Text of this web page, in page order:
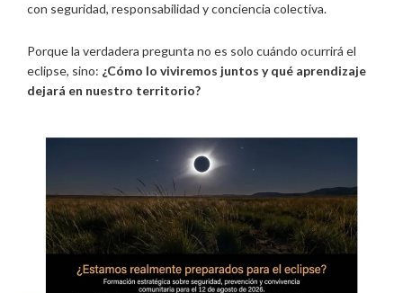
con seguridad, responsabilidad y conciencia colectiva.
Porque la verdadera pregunta no es solo cuándo ocurrirá el
eclipse, sino: ¿Cómo lo viviremos juntos y qué aprendizaje
dejará en nuestro territorio?